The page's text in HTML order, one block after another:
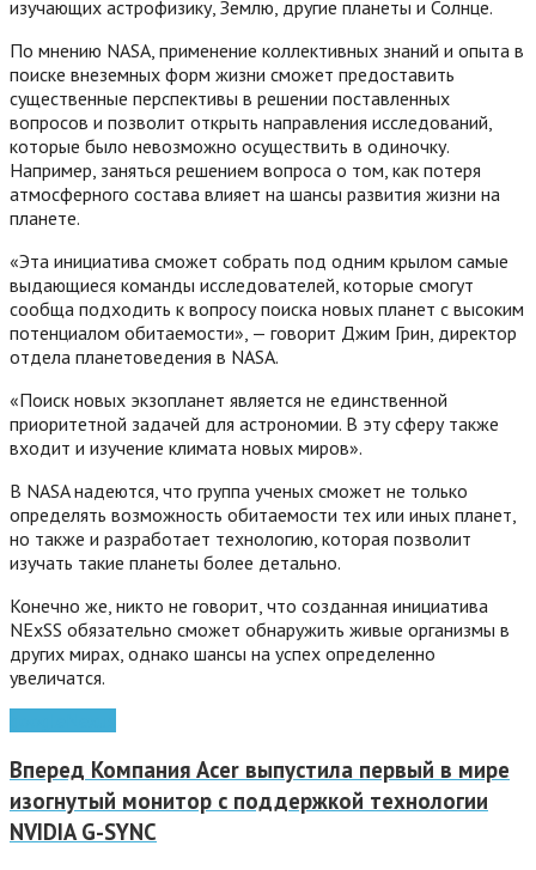
изучающих астрофизику, Землю, другие планеты и Солнце.
По мнению NASA, применение коллективных знаний и опыта в
поиске внеземных форм жизни сможет предоставить
существенные перспективы в решении поставленных
вопросов и позволит открыть направления исследований,
которые было невозможно осуществить в одиночку.
Например, заняться решением вопроса о том, как потеря
атмосферного состава влияет на шансы развития жизни на
планете.
«Эта инициатива сможет собрать под одним крылом самые
выдающиеся команды исследователей, которые смогут
сообща подходить к вопросу поиска новых планет с высоким
потенциалом обитаемости», — говорит Джим Грин, директор
отдела планетоведения в NASA.
«Поиск новых экзопланет является не единственной
приоритетной задачей для астрономии. В эту сферу также
входит и изучение климата новых миров».
В NASA надеются, что группа ученых сможет не только
определять возможность обитаемости тех или иных планет,
но также и разработает технологию, которая позволит
изучать такие планеты более детально.
Конечно же, никто не говорит, что созданная инициатива
NExSS обязательно сможет обнаружить живые организмы в
других мирах, однако шансы на успех определенно
увеличатся.
Вперед Компания Acer выпустила первый в мире
изогнутый монитор с поддержкой технологии
NVIDIA G-SYNC